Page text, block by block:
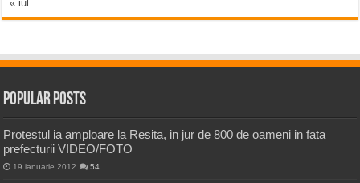
« iul.
Popular Posts
Protestul ia amploare la Resita, in jur de 800 de oameni in fata
prefecturii VIDEO/FOTO
19 ianuarie 2012 54